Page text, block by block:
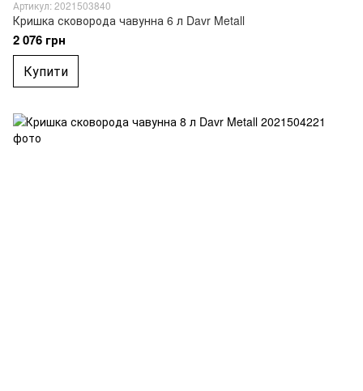
Артикул: 2021503840
Кришка сковорода чавунна 6 л Davr Metall
2 076 грн
Купити